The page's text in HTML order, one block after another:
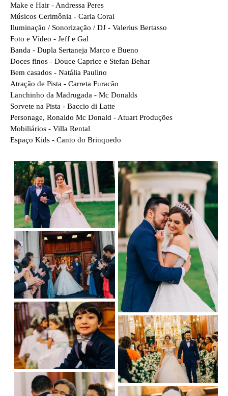
Make e Hair - Andressa Peres
Músicos Cerimônia - Carla Coral
Iluminação / Sonorização / DJ - Valerius Bertasso
Foto e Vídeo - Jeff e Gal
Banda - Dupla Sertaneja Marco e Bueno
Doces finos - Douce Caprice e Stefan Behar
Bem casados - Natália Paulino
Atração de Pista - Carreta Furacão
Lanchinho da Madrugada - Mc Donalds
Sorvete na Pista - Baccio di Latte
Personage, Ronaldo Mc Donald - Atuart Produções
Mobiliários - Villa Rental
Espaço Kids - Canto do Brinquedo